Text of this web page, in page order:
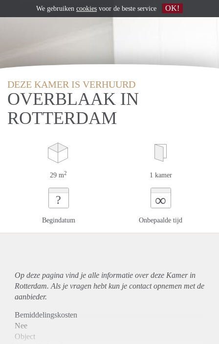
DEZE KAMER IS VERHUURD
OVERBLAAK IN
ROTTERDAM
29 m2 1 kamer
?
Begindatum
∞
Onbepaalde tijd
Op deze pagina vind je alle informatie over deze Kamer in
Rotterdam. Als je vragen hebt kun je contact opnemen met de
aanbieder.
Bemiddelingskosten
Nee
Object
We gebruiken cookies voor de beste service OK!